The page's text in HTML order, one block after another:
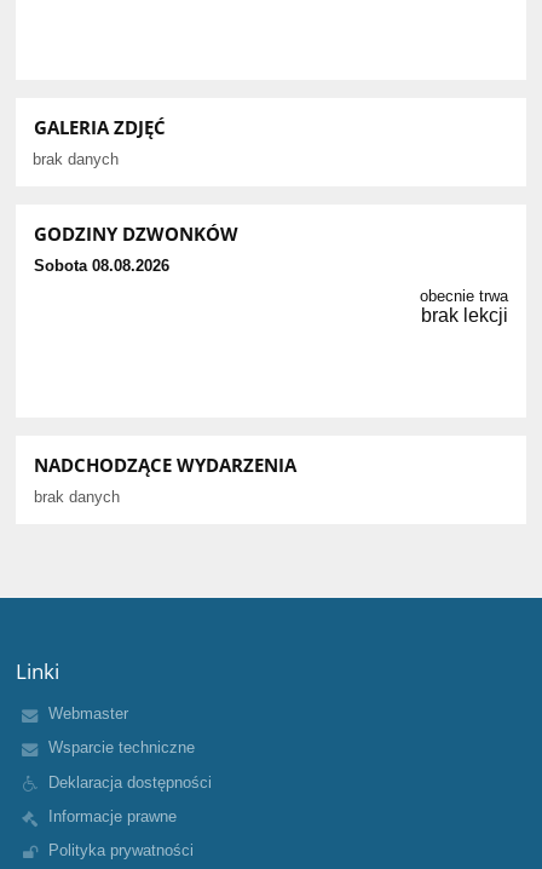
GALERIA ZDJĘĆ
brak danych
GODZINY DZWONKÓW
Sobota 08.08.2026
obecnie trwa
brak lekcji
NADCHODZĄCE WYDARZENIA
brak danych
Linki
Webmaster
Wsparcie techniczne
Deklaracja dostępności
Informacje prawne
Polityka prywatności